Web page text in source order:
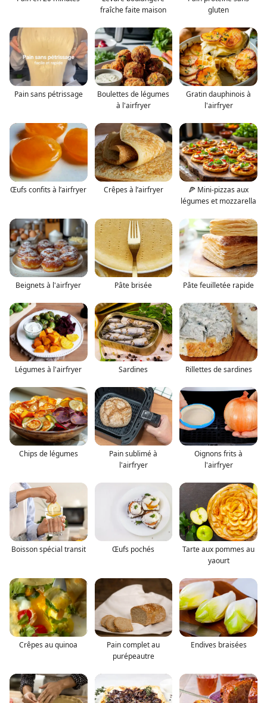
fraîche faite maison
gluten
Pain sans pétrissage
Boulettes de légumes
à l'airfryer
Gratin dauphinois à
l'airfryer
Œufs confits à l’airfryer Crêpes à l’airfryer
🍕 Mini-pizzas aux
légumes et mozzarella
Beignets à l'airfryer Pâte brisée Pâte feuilletée rapide
Légumes à l'airfryer Sardines Rillettes de sardines
Chips de légumes
Pain sublimé à
l'airfryer
Oignons frits à
l'airfryer
Boisson spécial transit Œufs pochés
Tarte aux pommes au
yaourt
Crêpes au quinoa
Pain complet au
purépeautre
Endives braisées